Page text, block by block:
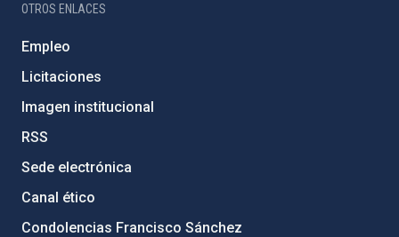
OTROS ENLACES
Empleo
Licitaciones
Imagen institucional
RSS
Sede electrónica
Canal ético
Condolencias Francisco Sánchez